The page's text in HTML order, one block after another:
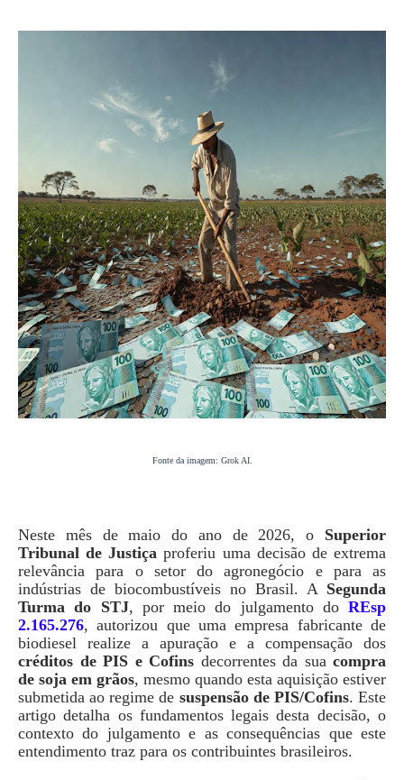
Fonte da imagem: Grok AI.
Neste mês de maio do ano de 2026, o Superior
Tribunal de Justiçaproferiu uma decisão de extrema
relevância para o setor do agronegócio e para as
indústrias de biocombustíveis no Brasil. A Segunda
Turma do STJ, por meio do julgamento do REsp
2.165.276, autorizou que uma empresa fabricante de
biodiesel realize a apuração e a compensação dos
créditos de PIS e Cofins decorrentes da sua compra
de soja em grãos, mesmo quando esta aquisição estiver
submetida ao regime de suspensão de PIS/Cofins. Este
artigo detalha os fundamentos legais desta decisão, o
contexto do julgamento e as consequências que este
entendimento traz para os contribuintes brasileiros.